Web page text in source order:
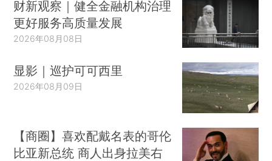
财新观察｜健全金融机构治理
更好服务高质量发展
2026年08月08日
显影｜巡护可可西里
2026年08月09日
【商圈】喜欢配戴名表的哥伦
比亚新总统 商人出身拉美右